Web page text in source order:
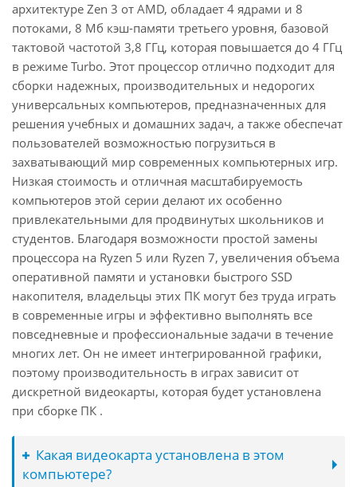
архитектуре Zen 3 от AMD, обладает 4 ядрами и 8
потоками, 8 Мб кэш-памяти третьего уровня, базовой
тактовой частотой 3,8 ГГц, которая повышается до 4 ГГц
в режиме Turbo. Этот процессор отлично подходит для
сборки надежных, производительных и недорогих
универсальных компьютеров, предназначенных для
решения учебных и домашних задач, а также обеспечат
пользователей возможностью погрузиться в
захватывающий мир современных компьютерных игр.
Низкая стоимость и отличная масштабируемость
компьютеров этой серии делают их особенно
привлекательными для продвинутых школьников и
студентов. Благодаря возможности простой замены
процессора на Ryzen 5 или Ryzen 7, увеличения объема
оперативной памяти и установки быстрого SSD
накопителя, владельцы этих ПК могут без труда играть
в современные игры и эффективно выполнять все
повседневные и профессиональные задачи в течение
многих лет. Он не имеет интегрированной графики,
поэтому производительность в играх зависит от
дискретной видеокарты, которая будет установлена
при сборке ПК .
Какая видеокарта установлена в этом
компьютере?